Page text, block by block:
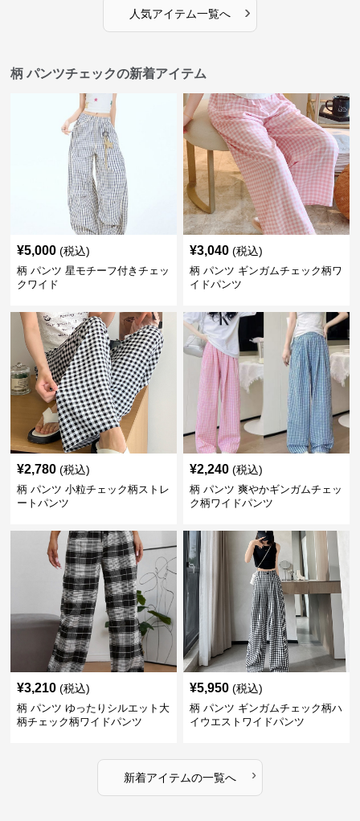
人気アイテム一覧へ ›
柄 パンツチェックの新着アイテム
¥5,000 (税込)
柄 パンツ 星モチーフ付きチェッ
クワイド
¥3,040 (税込)
柄 パンツ ギンガムチェック柄ワ
イドパンツ
¥2,780 (税込)
柄 パンツ 小粒チェック柄ストレ
ートパンツ
¥2,240 (税込)
柄 パンツ 爽やかギンガムチェッ
ク柄ワイドパンツ
¥3,210 (税込)
柄 パンツ ゆったりシルエット大
柄チェック柄ワイドパンツ
¥5,950 (税込)
柄 パンツ ギンガムチェック柄ハ
イウエストワイドパンツ
新着アイテムの一覧へ ›